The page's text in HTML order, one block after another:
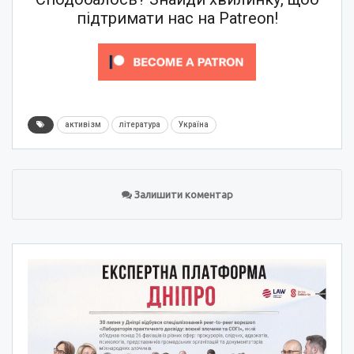
підтримати нас на Patreon!
активізм література Україна
Залишити коментар